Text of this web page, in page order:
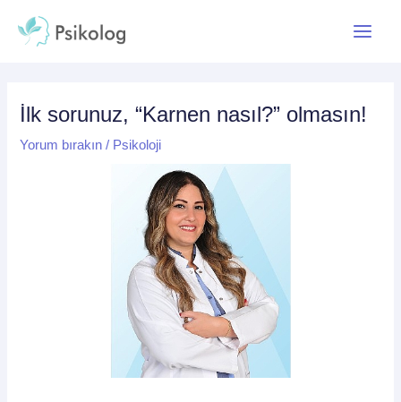
atla
İlk sorunuz, “Karnen nasıl?” olmasın!
Yorum bırakın / Psikoloji
dolaşımı